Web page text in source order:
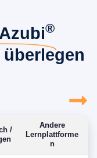
®
/
Andere
Lernplattforme
n